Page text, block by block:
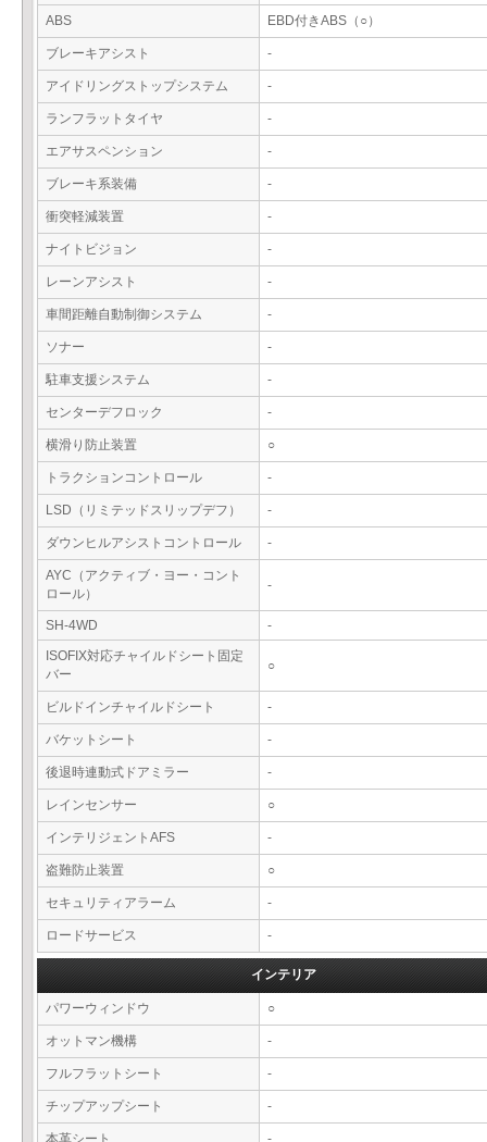
ABS EBD付きABS（○）
ブレーキアシスト -
アイドリングストップシステム -
ランフラットタイヤ -
エアサスペンション -
ブレーキ系装備 -
衝突軽減装置 -
ナイトビジョン -
レーンアシスト -
車間距離自動制御システム -
ソナー -
駐車支援システム -
センターデフロック -
横滑り防止装置 ○
トラクションコントロール -
LSD（リミテッドスリップデフ） -
ダウンヒルアシストコントロール -
AYC（アクティブ・ヨー・コント
ロール）
-
SH-4WD
-
ISOFIX対応チャイルドシート固定
バー
○
ビルドインチャイルドシート -
バケットシート -
後退時連動式ドアミラー -
レインセンサー ○
インテリジェントAFS -
盗難防止装置 ○
セキュリティアラーム -
ロードサービス -
インテリア
パワーウィンドウ ○
オットマン機構 -
フルフラットシート -
チップアップシート -
本革シート -